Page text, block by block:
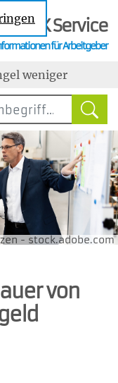
BKK Service
für Arbeitgeber
weniger
im
Ab 2027
Job ist gestiegen
- stock.adobe.com
von